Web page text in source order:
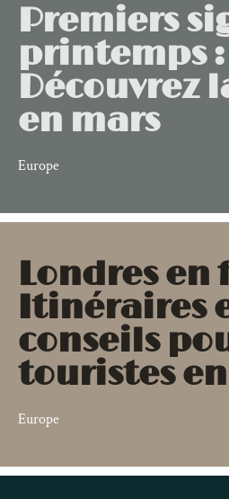
Europe
Premiers
printemps :
Découvrez
en mars
Europe
Londres en
Itinéraires
conseils
touristes